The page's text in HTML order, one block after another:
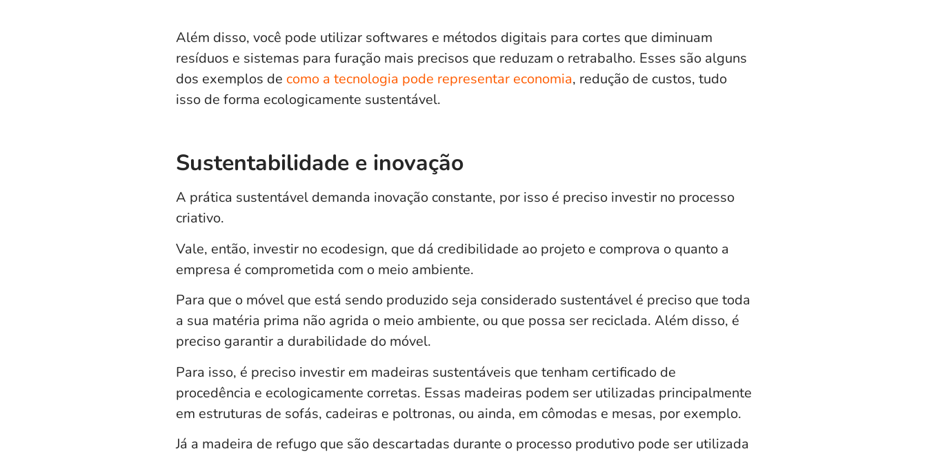
Além disso, você pode utilizar softwares e métodos digitais para cortes que diminuam
resíduos e sistemas para furação mais precisos que reduzam o retrabalho. Esses são alguns
dos exemplos de como a tecnologia pode representar economia, redução de custos, tudo
isso de forma ecologicamente sustentável.
Sustentabilidade e inovação
A prática sustentável demanda inovação constante, por isso é preciso investir no processo
criativo.
Vale, então, investir no ecodesign, que dá credibilidade ao projeto e comprova o quanto a
empresa é comprometida com o meio ambiente.
Para que o móvel que está sendo produzido seja considerado sustentável é preciso que toda
a sua matéria prima não agrida o meio ambiente, ou que possa ser reciclada. Além disso, é
preciso garantir a durabilidade do móvel.
Para isso, é preciso investir em madeiras sustentáveis que tenham certificado de
procedência e ecologicamente corretas. Essas madeiras podem ser utilizadas principalmente
em estruturas de sofás, cadeiras e poltronas, ou ainda, em cômodas e mesas, por exemplo.
Já a madeira de refugo que são descartadas durante o processo produtivo pode ser utilizada